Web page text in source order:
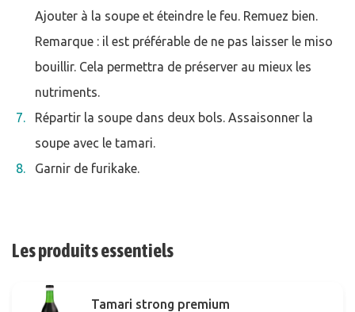
Ajouter à la soupe et éteindre le feu. Remuez bien.
Remarque : il est préférable de ne pas laisser le miso
bouillir. Cela permettra de préserver au mieux les
nutriments.
Répartir la soupe dans deux bols. Assaisonner la
soupe avec le tamari.
Garnir de furikake.
Les produits essentiels
Tamari strong premium